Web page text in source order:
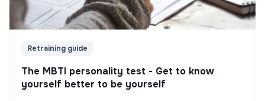
Retraining guide
The MBTI personality test - Get to know
yourself better to be yourself